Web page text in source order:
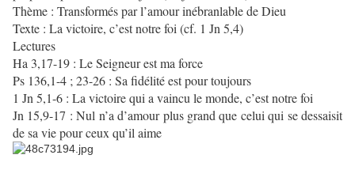
Thème : Transformés par l’amour inébranlable de Dieu
Texte : La victoire, c’est notre foi (cf. 1 Jn 5,4)
Lectures
Ha 3,17-19 : Le Seigneur est ma force
Ps 136,1-4 ; 23-26 : Sa fidélité est pour toujours
1 Jn 5,1-6 : La victoire qui a vaincu le monde, c’est notre foi
Jn 15,9-17 : Nul n’a d’amour plus grand que celui qui se dessaisit
de sa vie pour ceux qu’il aime